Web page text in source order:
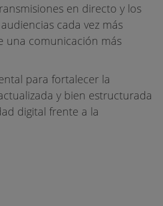
en directo y los
cada vez más
una comunicación más
para fortalecer la
y bien estructurada
digital frente a la